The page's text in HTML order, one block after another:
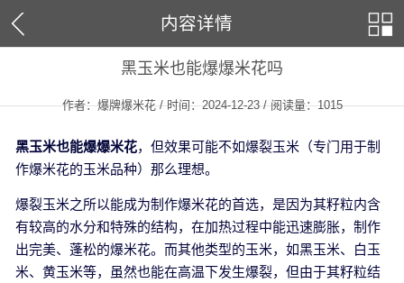
内容详情
​黑玉米也能爆爆米花吗
作者：爆牌爆米花 / 时间：2024-12-23 / 阅读量：1015
黑玉米也能爆爆米花，但效果可能不如爆裂玉米（专门用于制
作爆米花的玉米品种）那么理想。
爆裂玉米之所以能成为制作爆米花的首选，是因为其籽粒内含
有较高的水分和特殊的结构，在加热过程中能迅速膨胀，制作
出完美、蓬松的爆米花。而其他类型的玉米，如黑玉米、白玉
米、黄玉米等，虽然也能在高温下发生爆裂，但由于其籽粒结